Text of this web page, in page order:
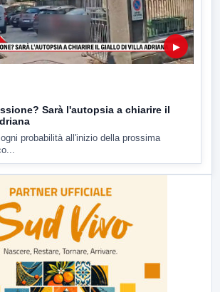
▶
Sarà l'autopsia a chiarire il
probabilità all'inizio della prossima